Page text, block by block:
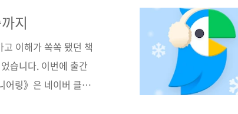
은 물론 AI까지 직
지
이해가 쏙쏙 됐던 책
습니다. 이번에 출간
어링》은 네이버 클라
나열하는 책이 아니